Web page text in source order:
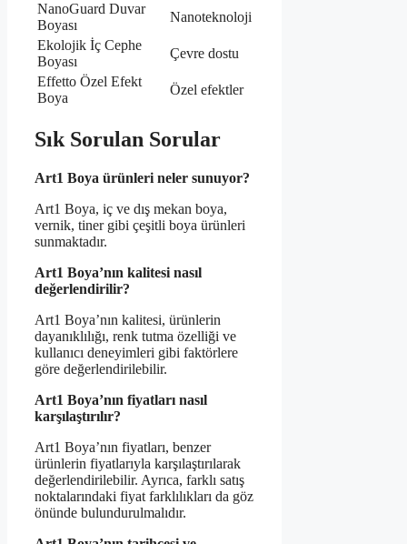
NanoGuard Duvar
Boyası
Nanoteknoloji
Ekolojik İç Cephe
Boyası
Çevre dostu
Effetto Özel Efekt
Boya
Özel efektler
Sık Sorulan Sorular
Art1 Boya ürünleri neler sunuyor?
Art1 Boya, iç ve dış mekan boya,
vernik, tiner gibi çeşitli boya ürünleri
sunmaktadır.
Art1 Boya’nın kalitesi nasıl
değerlendirilir?
Art1 Boya’nın kalitesi, ürünlerin
dayanıklılığı, renk tutma özelliği ve
kullanıcı deneyimleri gibi faktörlere
göre değerlendirilebilir.
Art1 Boya’nın fiyatları nasıl
karşılaştırılır?
Art1 Boya’nın fiyatları, benzer
ürünlerin fiyatlarıyla karşılaştırılarak
değerlendirilebilir. Ayrıca, farklı satış
noktalarındaki fiyat farklılıkları da göz
önünde bulundurulmalıdır.